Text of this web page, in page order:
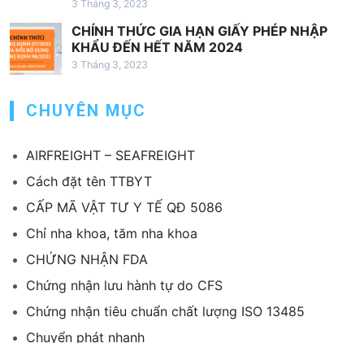
3 Tháng 3, 2023
CHÍNH THỨC GIA HẠN GIẤY PHÉP NHẬP
KHẨU ĐẾN HẾT NĂM 2024
3 Tháng 3, 2023
CHUYÊN MỤC
AIRFREIGHT – SEAFREIGHT
Cách đặt tên TTBYT
CẤP MÃ VẬT TƯ Y TẾ QĐ 5086
Chỉ nha khoa, tăm nha khoa
CHỨNG NHẬN FDA
Chứng nhận lưu hành tự do CFS
Chứng nhận tiêu chuẩn chất lượng ISO 13485
Chuyển phát nhanh